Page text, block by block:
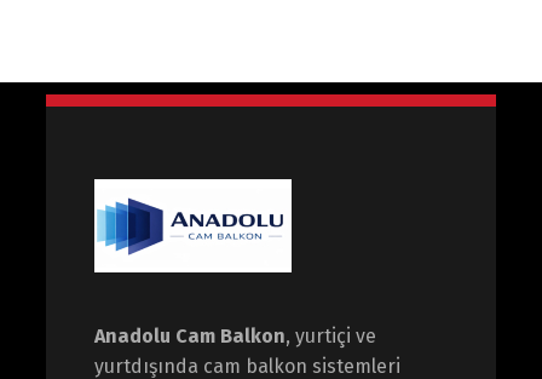
Anadolu Cam Balkon, yurtiçi ve
yurtdışında cam balkon sistemleri